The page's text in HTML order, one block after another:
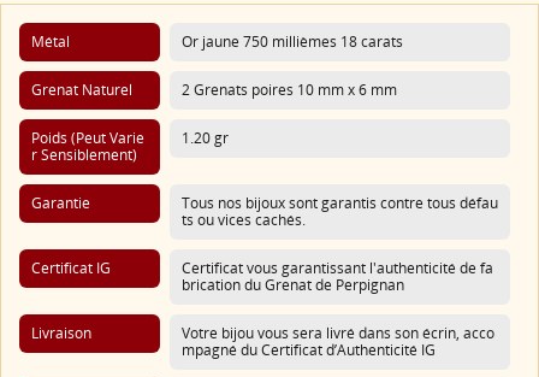
Métal Or jaune 750 millièmes 18 carats
Grenat Naturel 2 Grenats poires 10 mm x 6 mm
Poids (Peut Varie
R Sensiblement)
1.20 gr
Garantie
Tous nos bijoux sont garantis contre tous défau
ts ou vices cachés.
Certificat IG
Certificat vous garantissant l'authenticité de fa
brication du Grenat de Perpignan
Livraison
Votre bijou vous sera livré dans son écrin, acco
mpagné du Certificat d’Authenticité IG